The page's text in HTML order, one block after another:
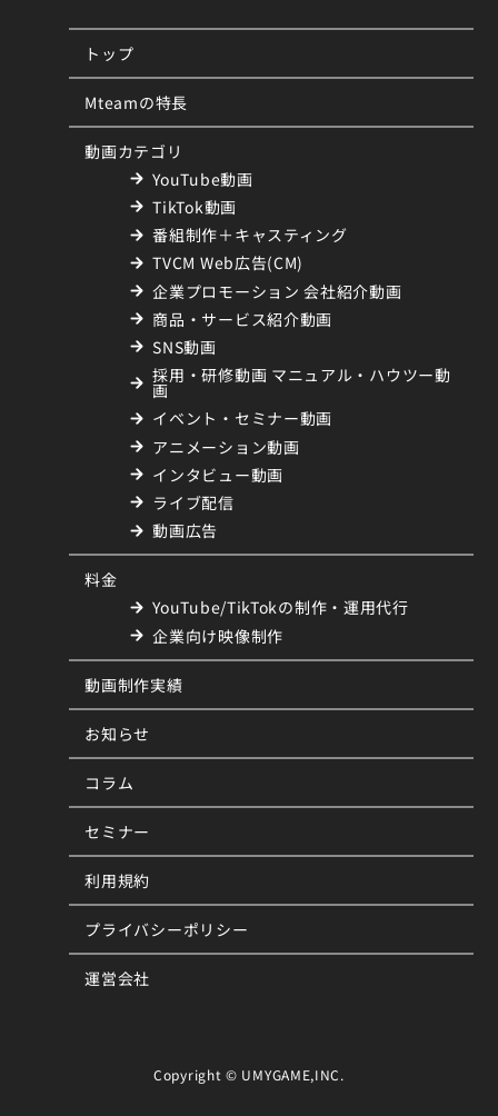
トップ
Mteamの特長
動画カテゴリ
YouTube動画
TikTok動画
番組制作＋キャスティング
TVCM Web広告(CM)
企業プロモーション 会社紹介動画
商品・サービス紹介動画
SNS動画
採用・研修動画 マニュアル・ハウツー動
画
イベント・セミナー動画
アニメーション動画
インタビュー動画
ライブ配信
動画広告
料金
YouTube/TikTokの制作・運用代行
企業向け映像制作
動画制作実績
お知らせ
コラム
セミナー
利用規約
プライバシーポリシー
運営会社
Copyright © UMYGAME,INC.